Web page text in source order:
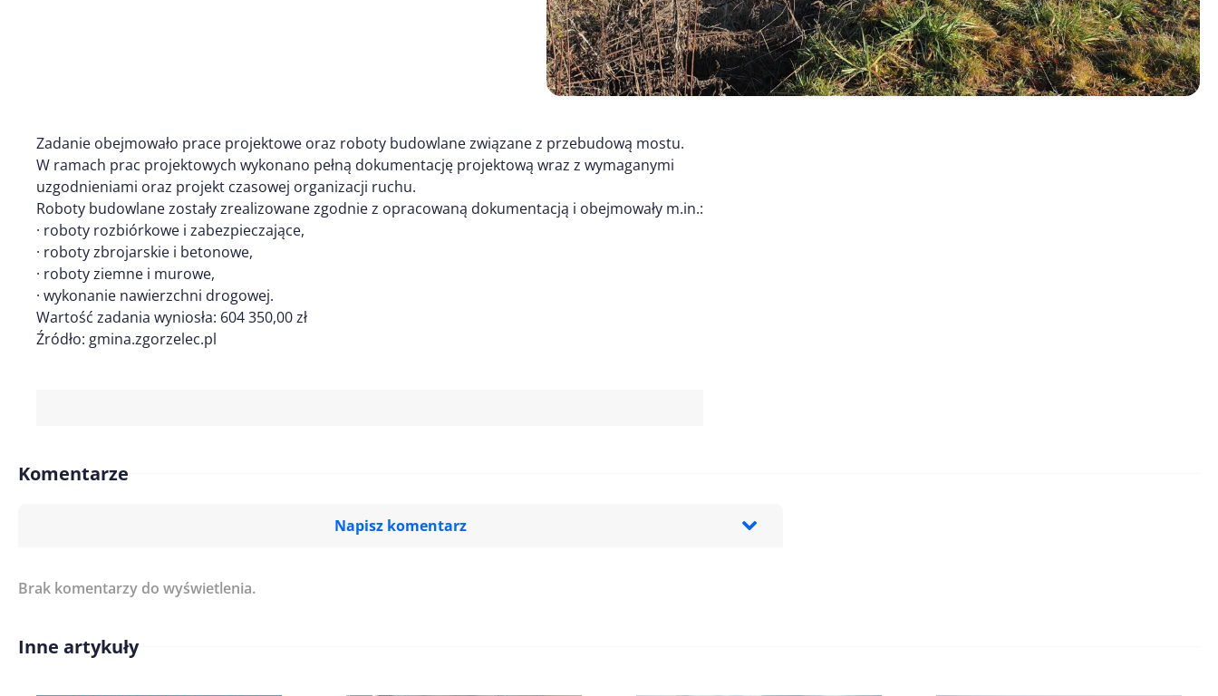
Zadanie obejmowało prace projektowe oraz roboty budowlane związane z przebudową mostu.
W ramach prac projektowych wykonano pełną dokumentację projektową wraz z wymaganymi
uzgodnieniami oraz projekt czasowej organizacji ruchu.
Roboty budowlane zostały zrealizowane zgodnie z opracowaną dokumentacją i obejmowały m.in.:
· roboty rozbiórkowe i zabezpieczające,
· roboty zbrojarskie i betonowe,
· roboty ziemne i murowe,
· wykonanie nawierzchni drogowej.
Wartość zadania wyniosła: 604 350,00 zł
Źródło: gmina.zgorzelec.pl
Komentarze
Napisz komentarz
Imię/ Nick*
Brak komentarzy do wyświetlenia.
Inne artykuły